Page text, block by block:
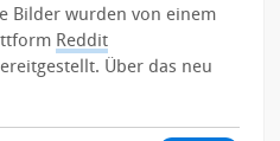
Bilder wurden von einem
Reddit
Über das neu